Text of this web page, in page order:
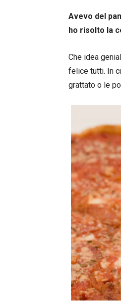
Avevo del
ho risolto la
Che idea
felice tutti. In
grattato o le